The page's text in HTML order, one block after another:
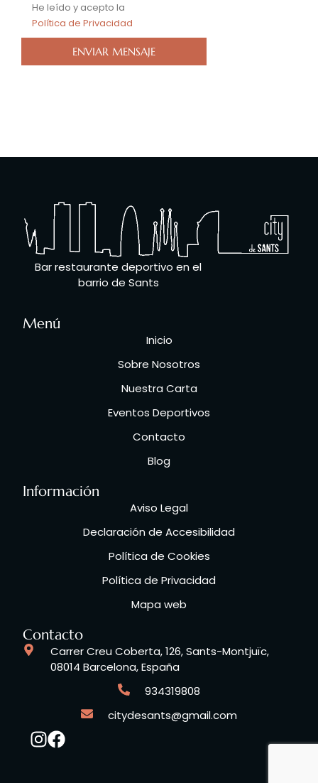
He leído y acepto la
Política de Privacidad
Bar restaurante deportivo en el
barrio de Sants
Menú
Inicio
Sobre Nosotros
Nuestra Carta
Eventos Deportivos
Contacto
Blog
Información
Aviso Legal
Declaración de Accesibilidad
Política de Cookies
Política de Privacidad
Mapa web
Contacto
Carrer Creu Coberta, 126, Sants-Montjuïc,
08014 Barcelona, España
934319808
citydesants@gmail.com